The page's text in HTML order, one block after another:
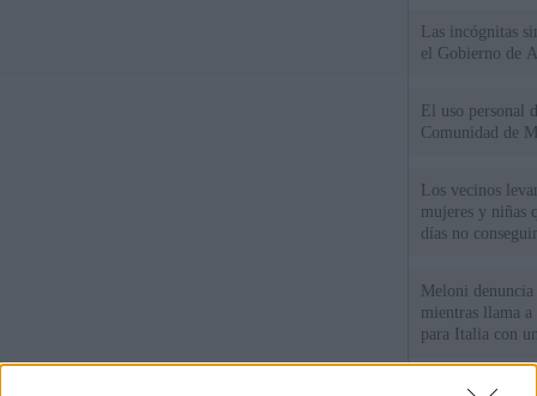
Las incógnitas
el Gobierno de
El uso personal
Comunidad de
Los vecinos
mujeres y niñas
días no
Meloni
mientras llama
para Italia con
España tiene